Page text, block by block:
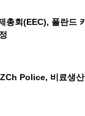
총회(EEC), 폴란드
ZCh Police, 비료생